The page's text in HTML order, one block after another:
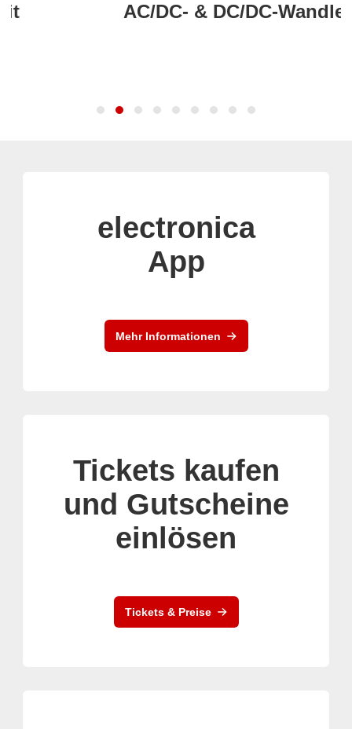
AC/DC- & DC/DC-Wandler
electronica
App
Mehr Informationen
Tickets kaufen
und Gutscheine
einlösen
Tickets & Preise